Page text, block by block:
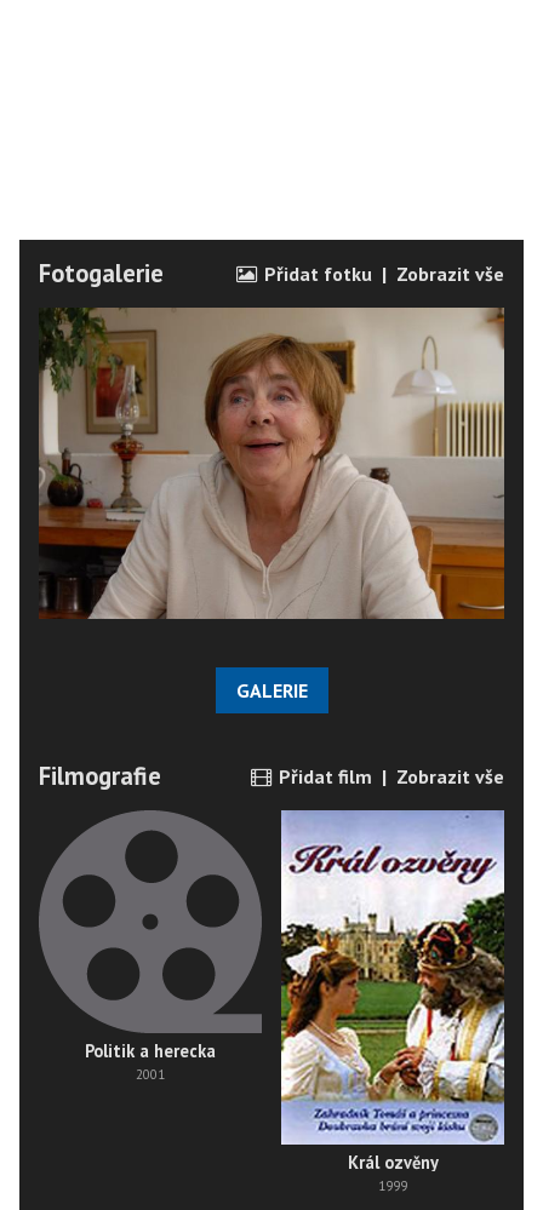
Fotogalerie Přidat fotku | Zobrazit vše
GALERIE
Filmografie Přidat film | Zobrazit vše
Politik a herecka
2001
Král ozvěny
1999